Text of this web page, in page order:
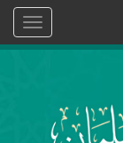
Toggle